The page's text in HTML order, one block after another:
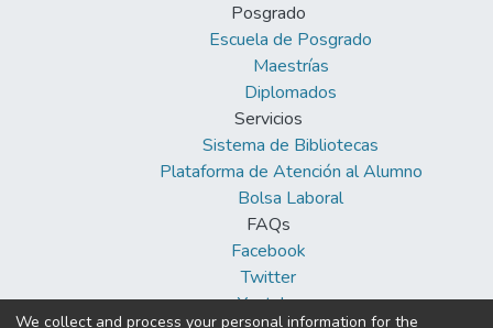
Posgrado
Escuela de Posgrado
Maestrías
Diplomados
Servicios
Sistema de Bibliotecas
Plataforma de Atención al Alumno
Bolsa Laboral
FAQs
Facebook
Twitter
Youtube
We collect and process your personal information for the